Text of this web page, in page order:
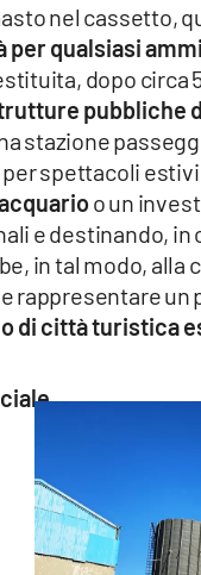
nel cassetto,
qualsiasi
dopo circa
pubbliche
stazione
per spettacoli
o un
e destinando, in
in tal modo, alla
rappresentare un
di città turistica